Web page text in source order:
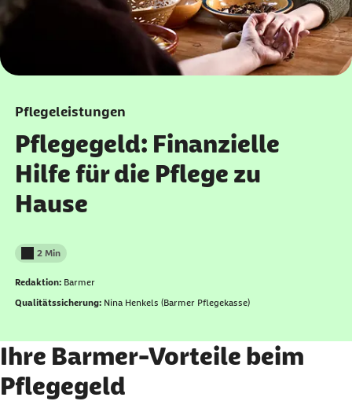
Pflegeleistungen
Pflegegeld: Finanzielle
Hilfe für die Pflege zu
Hause
Lesedauer weniger als
2 Min
Redaktion: Barmer
Qualitätssicherung: Nina Henkels (Barmer Pflegekasse)
Ihre Barmer-Vorteile beim
Pflegegeld